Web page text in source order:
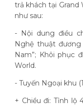
trả khách tại Grand
như sau:
- Nội dung điều
Nghệ thuật đương
Nam”; Khôi phục
World.
- Tuyến Ngoại khu
+ Chiều đi: Tỉnh lộ